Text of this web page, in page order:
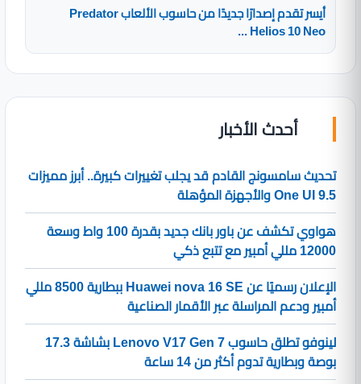
أيسر تقدم إصدارًا جديدًا من حاسوب الألعاب Predator
Helios 10 Neo ...
أحدث الأخبار
تحديث سامسونج القادم قد يجلب تغييرات كبيرة.. أبرز مميزات
One UI 9.5 والأجهزة المؤهلة
هواوي تكشف عن باور بانك جديد بقدرة 100 واط وسعة
12000 مللي أمبير مع تتبع ذكي
الإعلان رسميًا عن Huawei nova 16 SE ببطارية 8500 مللي
أمبير ودعم المراسلة عبر الأقمار الصناعية
لينوفو تطلق حاسوب Lenovo V17 Gen 7 بشاشة 17.3
بوصة وبطارية تدوم أكثر من 14 ساعة